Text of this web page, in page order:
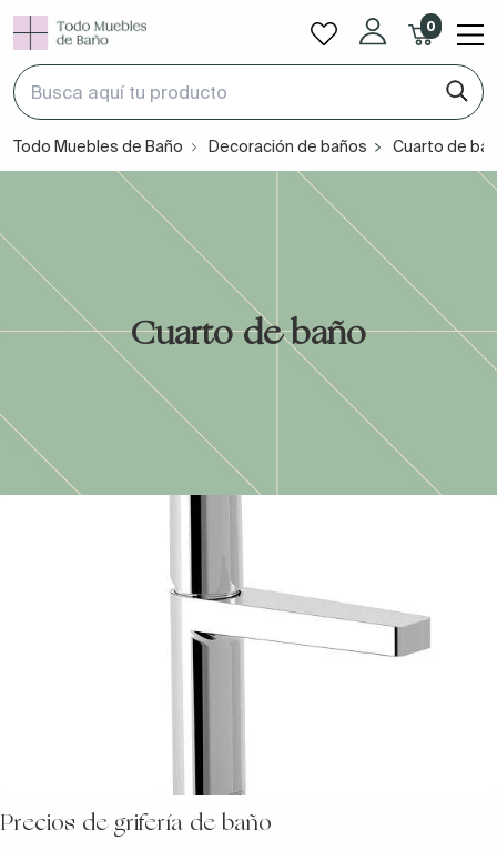
0
Todo Muebles de Baño Decoración de baños Cuarto de
Cuarto de baño
Precios de grifería de baño